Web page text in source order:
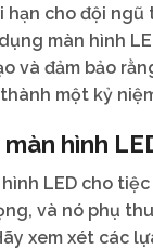
hạn cho đội ngũ
màn hình
và đảm bảo
một kỷ
hình
LED cho
và nó phụ
xem xét các